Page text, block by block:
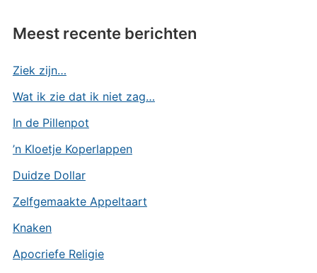
Meest recente berichten
Ziek zijn…
Wat ik zie dat ik niet zag…
In de Pillenpot
’n Kloetje Koperlappen
Duidze Dollar
Zelfgemaakte Appeltaart
Knaken
Apocriefe Religie